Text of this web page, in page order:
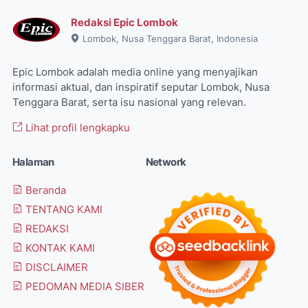
Redaksi Epic Lombok
Lombok, Nusa Tenggara Barat, Indonesia
Epic Lombok adalah media online yang menyajikan
informasi aktual, dan inspiratif seputar Lombok, Nusa
Tenggara Barat, serta isu nasional yang relevan.
Lihat profil lengkapku
Halaman
Beranda
TENTANG KAMI
REDAKSI
KONTAK KAMI
DISCLAIMER
PEDOMAN MEDIA SIBER
Network